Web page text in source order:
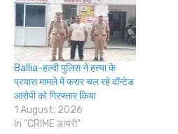
Ballia-हल्दी पुलिस ने हत्या के
प्रयास मामले में फरार चल रहे वॉन्टेड
आरोपी को गिरफ्तार किया
1 August, 2026
In "CRIME डायरी"